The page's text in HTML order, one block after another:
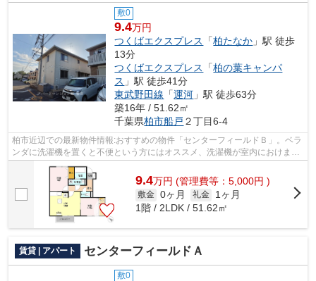
敷0
9.4万円
つくばエクスプレス
「柏たなか 」駅 徒歩
13分
つくばエクスプレス
「柏の葉キャンパ
ス 」駅 徒歩41分
東武野田線 「運河 」駅 徒歩63分
築16年 / 51.62㎡
千葉県柏市船戸 ２丁目6-4
柏市近辺での最新物件情報:おすすめの物件「センターフィールドＢ」。ベラ
ンダに洗濯機を置くと不便という方にはオススメ、洗濯機が室内におけま
す。角部屋は人通りが少ないのでプライ...
9.4万円 (管理費等：5,000円 )
敷金 0ヶ月 礼金
1ヶ月
1階 / 2LDK / 51.62㎡
賃貸 | アパート センターフィールドＡ
敷0